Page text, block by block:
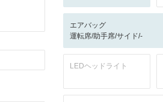
エアバッグ
運転席/助手席/サイド/-
LEDヘッドライト